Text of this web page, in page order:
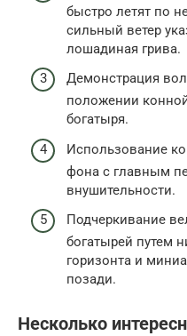
быстро летят по
сильный ветер
лошадиная грива.
Демонстрация
положении
богатыря.
Использование
фона с главным
внушительности.
Подчеркивание
богатырей путем
горизонта и
позади.
Несколько